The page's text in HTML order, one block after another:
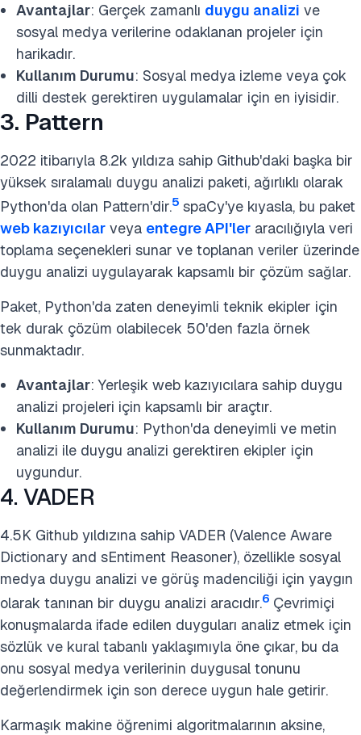
Avantajlar: Gerçek zamanlı duygu analizi ve
sosyal medya verilerine odaklanan projeler için
harikadır.
Kullanım Durumu: Sosyal medya izleme veya çok
dilli destek gerektiren uygulamalar için en iyisidir.
3. Pattern
2022 itibarıyla 8.2k yıldıza sahip Github'daki başka bir
yüksek sıralamalı duygu analizi paketi, ağırlıklı olarak
Python'da olan Pattern'dir.5 spaCy'ye kıyasla, bu paket
web kazıyıcılar veya entegre API'ler aracılığıyla veri
toplama seçenekleri sunar ve toplanan veriler üzerinde
duygu analizi uygulayarak kapsamlı bir çözüm sağlar.
Paket, Python'da zaten deneyimli teknik ekipler için
tek durak çözüm olabilecek 50'den fazla örnek
sunmaktadır.
Avantajlar: Yerleşik web kazıyıcılara sahip duygu
analizi projeleri için kapsamlı bir araçtır.
Kullanım Durumu: Python'da deneyimli ve metin
analizi ile duygu analizi gerektiren ekipler için
uygundur.
4. VADER
4.5K Github yıldızına sahip VADER (Valence Aware
Dictionary and sEntiment Reasoner), özellikle sosyal
medya duygu analizi ve görüş madenciliği için yaygın
olarak tanınan bir duygu analizi aracıdır.6 Çevrimiçi
konuşmalarda ifade edilen duyguları analiz etmek için
sözlük ve kural tabanlı yaklaşımıyla öne çıkar, bu da
onu sosyal medya verilerinin duygusal tonunu
değerlendirmek için son derece uygun hale getirir.
Karmaşık makine öğrenimi algoritmalarının aksine,